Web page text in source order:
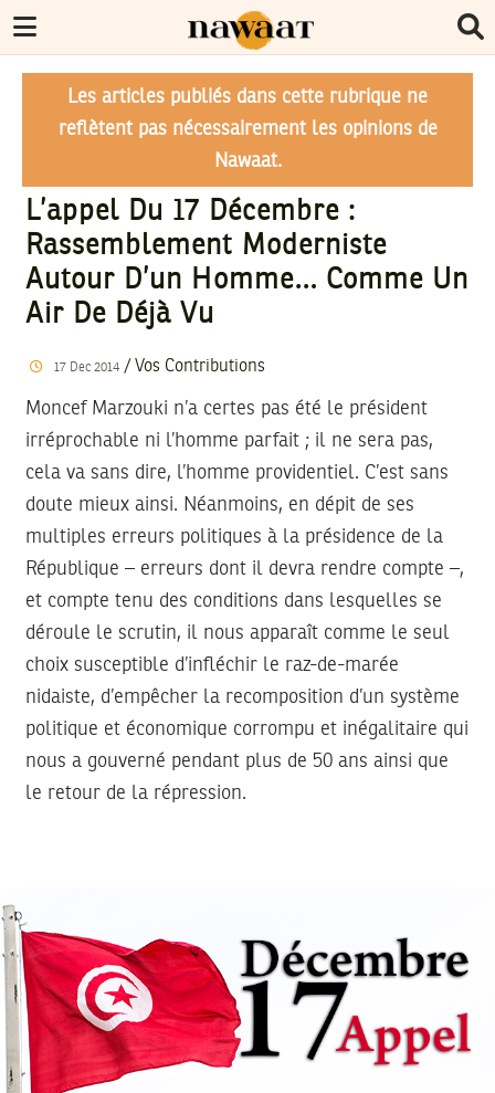
Les articles publiés dans cette rubrique ne
reflètent pas nécessairement les opinions de
Nawaat.
L’appel Du 17 Décembre :
Rassemblement Moderniste
Autour D’un Homme… Comme Un
Air De Déjà Vu
17 Dec 2014/ Vos Contributions
Moncef Marzouki n’a certes pas été le président
irréprochable ni l’homme parfait ; il ne sera pas,
cela va sans dire, l’homme providentiel. C’est sans
doute mieux ainsi. Néanmoins, en dépit de ses
multiples erreurs politiques à la présidence de la
République – erreurs dont il devra rendre compte –,
et compte tenu des conditions dans lesquelles se
déroule le scrutin, il nous apparaît comme le seul
choix susceptible d’infléchir le raz-de-marée
nidaiste, d’empêcher la recomposition d’un système
politique et économique corrompu et inégalitaire qui
nous a gouverné pendant plus de 50 ans ainsi que
le retour de la répression.